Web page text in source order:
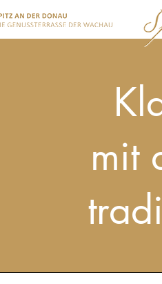
mit